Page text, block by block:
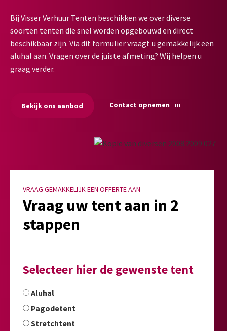
Bij Visser Verhuur Tenten beschikken we over diverse
soorten tenten die snel worden opgebouwd en direct
beschikbaar zijn. Via dit formulier vraagt u gemakkelijk een
aluhal aan. Vragen over de juiste afmeting? Wij helpen u
graag verder.
Bekijk ons aanbod Contact opnemen
VRAAG GEMAKKELIJK EEN OFFERTE AAN
Vraag uw tent aan in 2
stappen
Selecteer hier de gewenste tent
Aluhal
Pagodetent
Stretchtent